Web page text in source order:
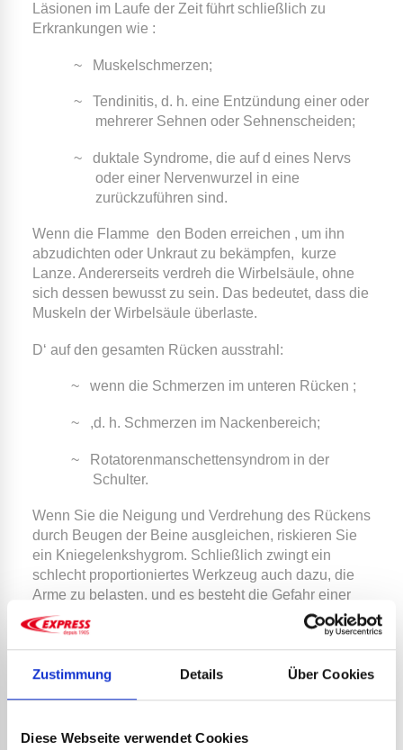
Zustimmung Details Über Cookies
Diese Webseite verwendet Cookies
Läsionen im Laufe der Zeit führt schließlich zu
Erkrankungen wie :
~ Muskelschmerzen;
~
Tendinitis, d. h. eine Entzündung einer oder
mehrerer Sehnen oder Sehnenscheiden;
~
duktale Syndrome, die auf d eines Nervs
oder einer Nervenwurzel in eine
zurückzuführen sind.
Wenn die Flamme den Boden erreichen , um ihn
abzudichten oder Unkraut zu bekämpfen,
kurze
Lanze. Andererseits verdreh die Wirbelsäule, ohne
sich dessen bewusst zu sein. Das bedeutet, dass die
Muskeln der Wirbelsäule überlaste.
D‘ auf den gesamten Rücken ausstrahl:
~ wenn die Schmerzen im unteren Rücken ;
~ ,d. h. Schmerzen im Nackenbereich;
~
Rotatorenmanschettensyndrom in der
Schulter.
Wenn Sie die Neigung und Verdrehung des Rückens
durch Beugen der Beine ausgleichen, riskieren Sie
ein Kniegelenkshygrom. Schließlich zwingt ein
schlecht proportioniertes Werkzeug auch dazu, die
Arme zu belasten, und es besteht die Gefahr einer
Epicondylitis lateralis im Ellbogen oder eines
Karpaltunnelsyndroms im Handgelenk.
Wenn ein Teil des Körpers geschwächt ist, neigen